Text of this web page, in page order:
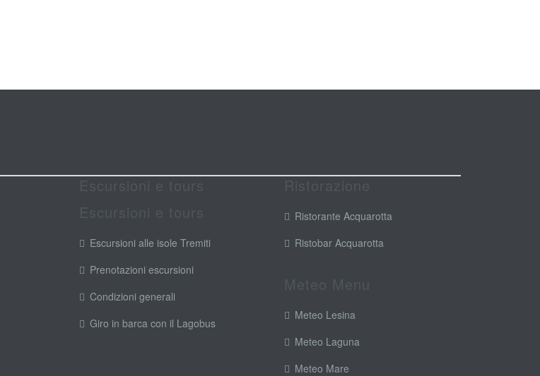
Escursioni alle isole Tremiti
Prenotazioni escursioni
Condizioni generali
Giro in barca con il Lagobus
Ristorante Acquarotta
Ristobar Acquarotta
Meteo Lesina
Meteo Laguna
Meteo Mare